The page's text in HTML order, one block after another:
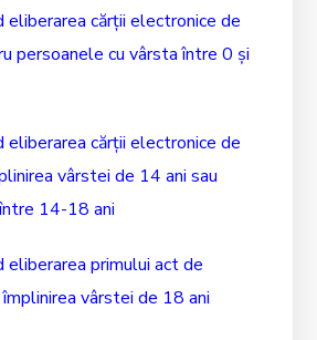
eliberarea cărții electronice de
persoanele cu vârsta între 0 și
eliberarea cărții electronice de
vârstei de 14 ani sau
14-18 ani
eliberarea primului act de
vârstei de 18 ani